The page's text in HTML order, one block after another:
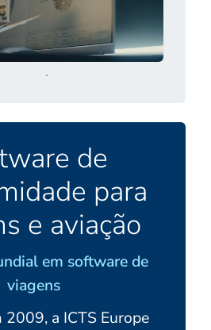
de
para
e aviação
em software de
viagens
2009, a ICTS Europe